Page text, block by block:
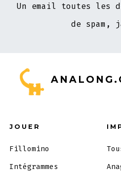
Un email toutes les
de spam,
JOUER
Fillomino
Intégrammes